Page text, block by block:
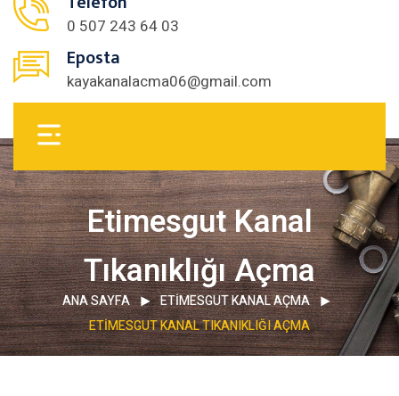
0 507 243 64 03
Eposta
kayakanalacma06@gmail.com
Etimesgut Kanal
Tıkanıklığı Açma
ANA SAYFA
ETIMESGUT KANAL AÇMA
ETIMESGUT KANAL TIKANIKLIĞI AÇMA